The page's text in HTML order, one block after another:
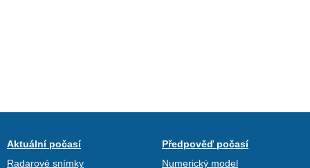
Aktuální počasí
Radarové snímky
Předpověď počasí
Numerický model